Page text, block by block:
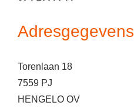
Adresgegevens
Torenlaan 18
7559 PJ
HENGELO OV